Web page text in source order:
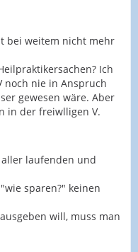
bei weitem nicht mehr
Ich
noch nie in Anspruch
gewesen wäre. Aber
in der freiwlligen V.
laufenden und
sparen?" keinen
will, muss man